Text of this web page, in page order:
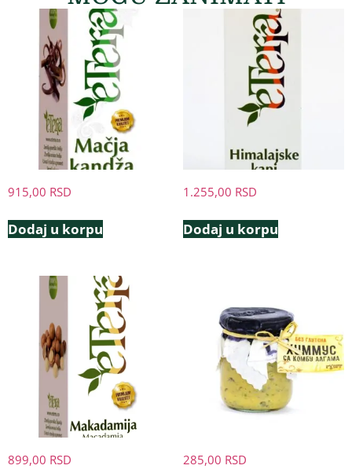
915,00 RSD
Dodaj u korpu
1.255,00 RSD
Dodaj u korpu
899,00 RSD 285,00 RSD